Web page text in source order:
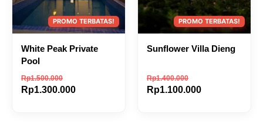
White Peak Private
Pool
Rp1.500.000
Rp1.300.000
Sunflower Villa Dieng
Rp1.400.000
Rp1.100.000